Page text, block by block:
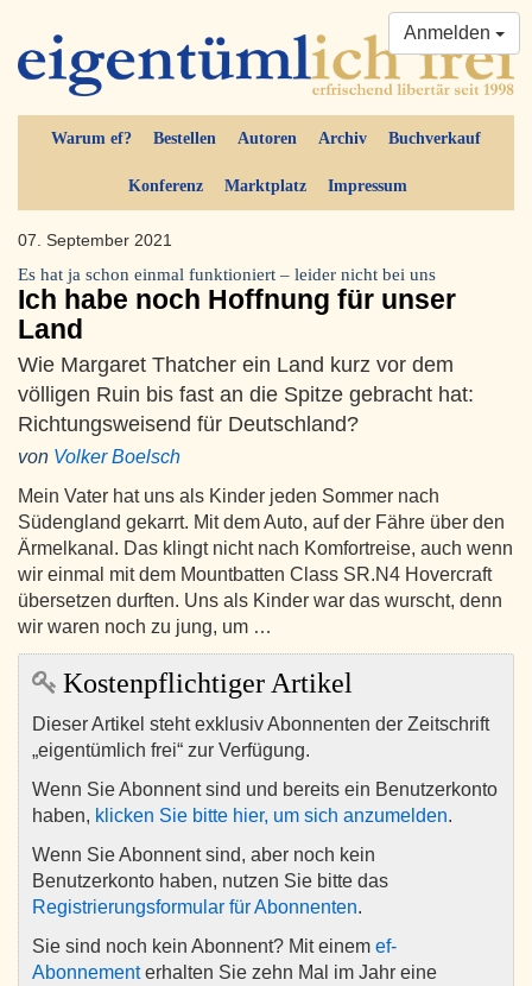
Warum ef? Bestellen Autoren Archiv Buchverkauf
Konferenz Marktplatz Impressum
Anmelden
07. September 2021
Es hat ja schon einmal funktioniert – leider nicht bei uns
Ich habe noch Hoffnung für unser
Land
Wie Margaret Thatcher ein Land kurz vor dem
völligen Ruin bis fast an die Spitze gebracht hat:
Richtungsweisend für Deutschland?
von Volker Boelsch
Mein Vater hat uns als Kinder jeden Sommer nach
Südengland gekarrt. Mit dem Auto, auf der Fähre über den
Ärmelkanal. Das klingt nicht nach Komfortreise, auch wenn
wir einmal mit dem Mountbatten Class SR.N4 Hovercraft
übersetzen durften. Uns als Kinder war das wurscht, denn
wir waren noch zu jung, um …
Kostenpflichtiger Artikel
Dieser Artikel steht exklusiv Abonnenten der Zeitschrift
„eigentümlich frei“ zur Verfügung.
Wenn Sie Abonnent sind und bereits ein Benutzerkonto
haben, klicken Sie bitte hier, um sich anzumelden.
Wenn Sie Abonnent sind, aber noch kein
Benutzerkonto haben, nutzen Sie bitte das
Registrierungsformular für Abonnenten.
Sie sind noch kein Abonnent? Mit einem ef-
Abonnementerhalten Sie zehn Mal im Jahr eine